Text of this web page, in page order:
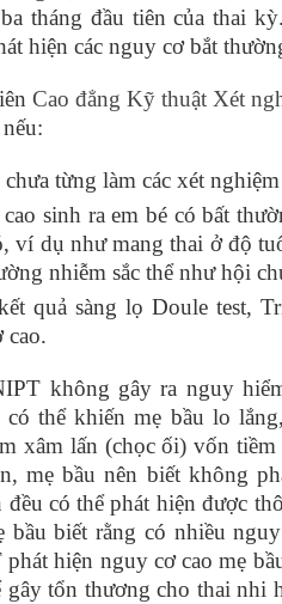
tháng đầu tiên của thai
hiện các nguy cơ bắt
Cao đẳng Kỹ thuật Xét
từng làm các xét
sinh ra em bé có bất
ví dụ như mang thai ở độ
nhiễm sắc thể như hội
quả sàng lọ Doule test,
cao.
không gây ra nguy
thể khiến mẹ bầu lo
xâm lấn (chọc ối) vốn
mẹ bầu nên biết không
đều có thể phát hiện được
bầu biết rằng có nhiều
hiện nguy cơ cao mẹ
gây tổn thương cho thai nhi